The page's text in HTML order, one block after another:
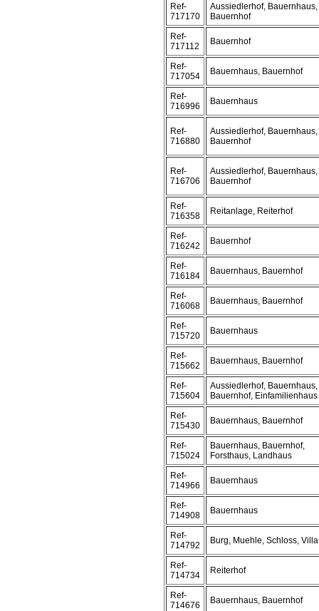
Ref-
717170
Aussiedlerhof, Bauernhaus,
Bauernhof
Ref-
717112
Bauernhof
Ref-
717054
Bauernhaus, Bauernhof
Ref-
716996
Bauernhaus
Ref-
716880
Aussiedlerhof, Bauernhaus,
Bauernhof
Ref-
716706
Aussiedlerhof, Bauernhaus,
Bauernhof
Ref-
716358
Reitanlage, Reiterhof
Ref-
716242
Bauernhof
Ref-
716184
Bauernhaus, Bauernhof
Ref-
716068
Bauernhaus, Bauernhof
Ref-
715720
Bauernhaus
Ref-
715662
Bauernhaus, Bauernhof
Ref-
715604
Aussiedlerhof, Bauernhaus,
Bauernhof, Einfamilienhaus
Ref-
715430
Bauernhaus, Bauernhof
Ref-
715024
Bauernhaus, Bauernhof,
Forsthaus, Landhaus
Ref-
714966
Bauernhaus
Ref-
714908
Bauernhaus
Ref-
714792
Burg, Muehle, Schloss, Villa
Ref-
714734
Reiterhof
Ref-
714676
Bauernhaus, Bauernhof